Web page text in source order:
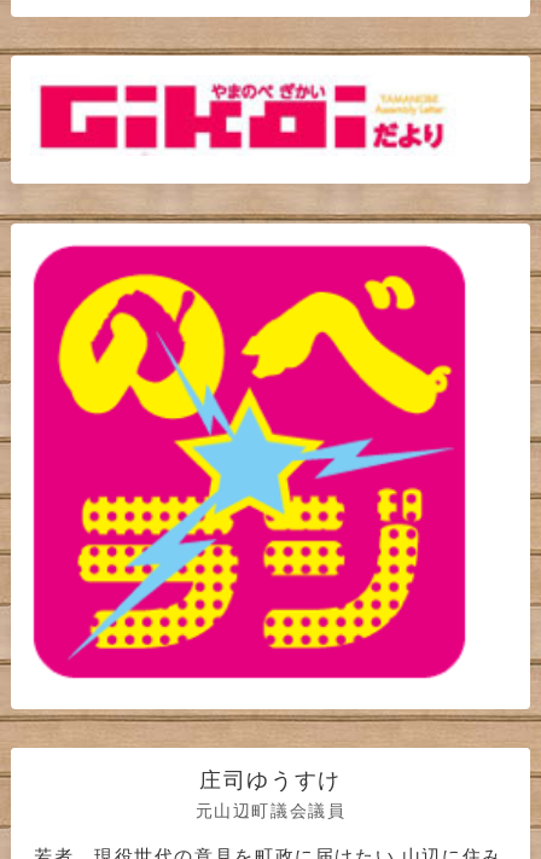
庄司ゆうすけ
元山辺町議会議員